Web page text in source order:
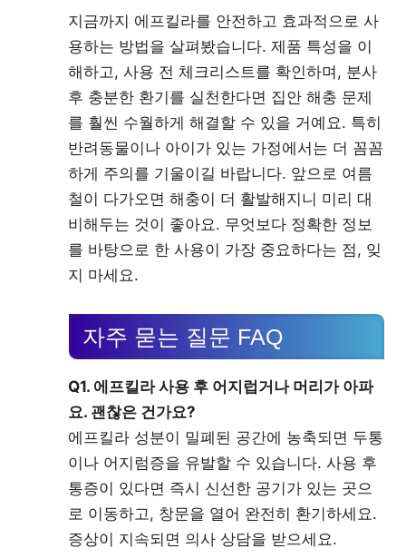
지금까지 에프킬라를 안전하고 효과적으로 사
용하는 방법을 살펴봤습니다. 제품 특성을 이
해하고, 사용 전 체크리스트를 확인하며, 분사
후 충분한 환기를 실천한다면 집안 해충 문제
를 훨씬 수월하게 해결할 수 있을 거예요. 특히
반려동물이나 아이가 있는 가정에서는 더 꼼꼼
하게 주의를 기울이길 바랍니다. 앞으로 여름
철이 다가오면 해충이 더 활발해지니 미리 대
비해두는 것이 좋아요. 무엇보다 정확한 정보
를 바탕으로 한 사용이 가장 중요하다는 점, 잊
지 마세요.
자주 묻는 질문 FAQ
Q1. 에프킬라 사용 후 어지럽거나 머리가 아파
요. 괜찮은 건가요?
에프킬라 성분이 밀폐된 공간에 농축되면 두통
이나 어지럼증을 유발할 수 있습니다. 사용 후
통증이 있다면 즉시 신선한 공기가 있는 곳으
로 이동하고, 창문을 열어 완전히 환기하세요.
증상이 지속되면 의사 상담을 받으세요.